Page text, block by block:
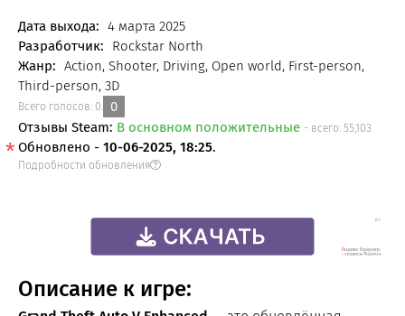
Дата выхода: 4 марта 2025
Разработчик:
Rockstar North
Жанр: Action, Shooter, Driving, Open world, First-person,
Third-person, 3D
Всего голосов: 0.
0
Отзывы Steam: В основном положительные - всего: 55,103
Обновлено - 10-06-2025, 18:25.
Подробности обновления
Описание к игре: